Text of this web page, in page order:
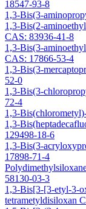
18547-93-8
1,3-Bis(3-
1,3-Bis(2-
CAS: 83936-41-8
1,3-Bis(3-
CAS: 17866-53-4
1,3-Bis(3-
52-0
1,3-Bis(3-
72-4
1,3-
1,3-
129498-18-6
1,3-Bis(3-
17898-71-4
58130-03-3
1,3-Bis[3-[3-etyl-3-
tetrametyldisiloxan